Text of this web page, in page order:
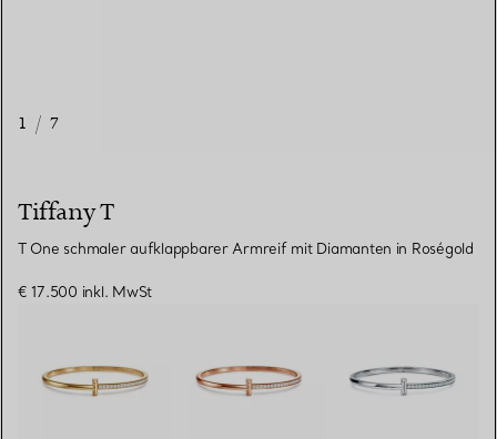
1 / 7
Tiffany T
T One schmaler aufklappbarer Armreif mit Diamanten in Roségold
€ 17.500 inkl. MwSt